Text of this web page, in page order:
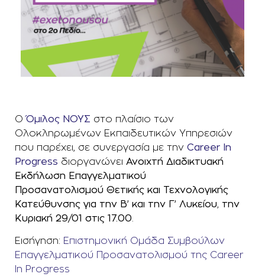
ΟΌμιλος ΝΟΥΣ στο πλαίσιο των
Ολοκληρωμένων Εκπαιδευτικών Υπηρεσιών
που παρέχει, σε συνεργασία με την Career In
Progress διοργανώνει Ανοιχτή Διαδικτυακή
Εκδήλωση Επαγγελματικού
Προσανατολισμού Θετικής και Τεχνολογικής
Κατεύθυνσης για την Β’ και την Γ’ Λυκείου, την
Κυριακή 29/01 στις 17.00
Εισήγηση: Επιστημονική Ομάδα Συμβούλων
Επαγγελματικού Προσανατολισμού της Career
In Progress